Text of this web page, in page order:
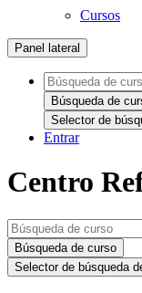
Cursos
Panel lateral
Búsqueda de
Selector de
Entrar
Centro
Búsqueda de curso
Selector de búsqueda